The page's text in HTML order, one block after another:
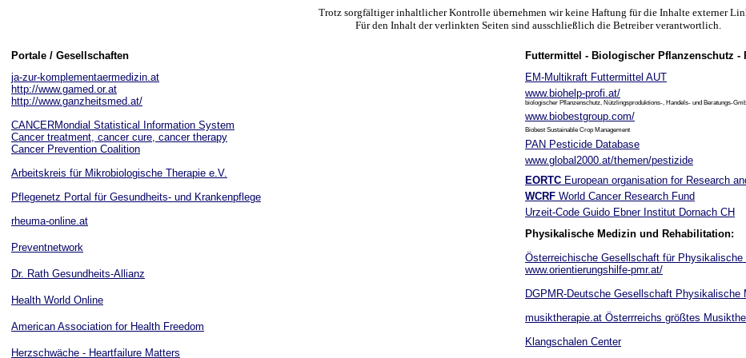
Trotz sorgfältiger inhaltlicher Kontrolle übernehmen wir keine Haftung für die Inhalte externer
Für den Inhalt der verlinkten Seiten sind ausschließlich die Betreiber verantwortlich.
Portale / Gesellschaften
Futtermittel - Biologischer Pflanzenschutz -
ja-zur-komplementaermedizin.at
http://www.gamed.or.at
http://www.ganzheitsmed.at/
CANCERMondial Statistical Information System
Cancer treatment, cancer cure, cancer therapy
Cancer Prevention Coalition
Arbeitskreis für Mikrobiologische Therapie e.V.
Pflegenetz Portal für Gesundheits- und Krankenpflege
rheuma-online.at
Preventnetwork
Dr. Rath Gesundheits-Allianz
Health World Online
American Association for Health Freedom
Herzschwäche - Heartfailure Matters
EM-Multikraft Futtermittel AUT
www.biohelp-profi.at/
biologischer Pflanzenschutz, Nützlingsproduktions-, Handels- und Beratungs-
www.biobestgroup.com/
Biobest Sustainable Crop Management
PAN Pesticide Database
www.global2000.at/themen/pestizide
EORTC European organisation for Research
WCRF World Cancer Research Fund
Urzeit-Code Guido Ebner Institut Dornach CH
Physikalische Medizin und Rehabilitation:
Österreichische Gesellschaft für Physikalische
www.orientierungshilfe-pmr.at/
DGPMR-Deutsche Gesellschaft Physikalische
musiktherapie.at Österrreichs größtes
Klangschalen Center